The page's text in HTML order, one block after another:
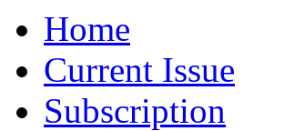
Home
Current Issue
Subscription